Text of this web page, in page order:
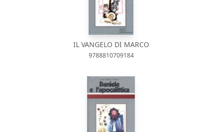
IL VANGELO DI MARCO
9788810709184